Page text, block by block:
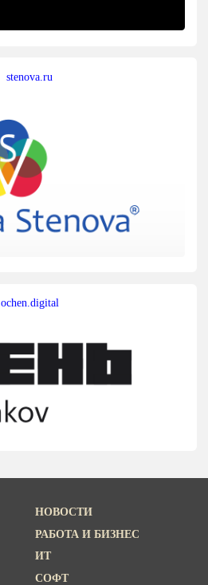
stenova.ru
ochen.digital
НОВОСТИ
РАБОТА И БИЗНЕС
ИТ
СОФТ